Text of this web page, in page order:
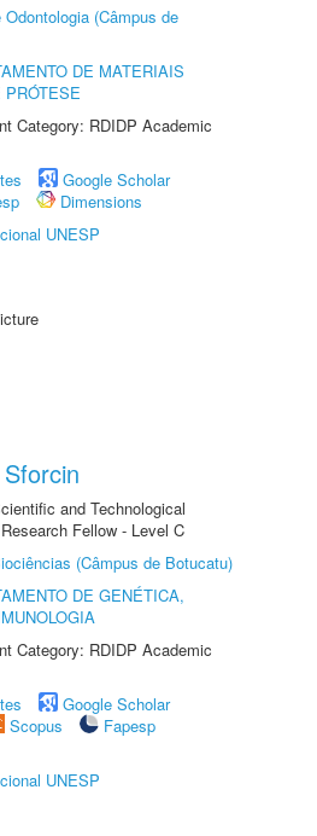
Odontologia (Câmpus de
DE MATERIAIS
PRÓTESE
Category: RDIDP Academic
Google Scholar
Dimensions
UNESP
and Technological
Fellow - Level C
(Câmpus de Botucatu)
DE GENÉTICA,
Category: RDIDP Academic
Google Scholar
Scopus
Fapesp
UNESP